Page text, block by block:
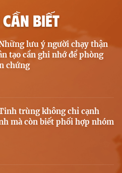
BIẾT
lưu ý người chạy thận
tạo cần ghi nhớ để phòng
chứng
trùng không chỉ cạnh
mà còn biết phối hợp nhóm